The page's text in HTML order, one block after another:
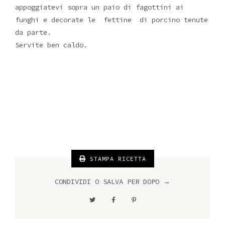
appoggiatevi sopra un paio di fagottini ai
funghi e decorate le fettine di porcino tenute
da parte.
Servite ben caldo.
STAMPA RICETTA
CONDIVIDI O SALVA PER DOPO →